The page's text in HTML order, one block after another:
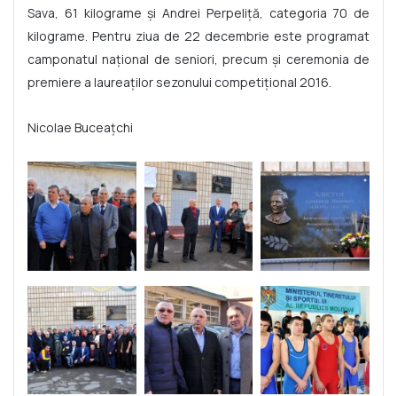
Sava, 61 kilograme și Andrei Perpeliță, categoria 70 de
kilograme. Pentru ziua de 22 decembrie este programat
camponatul național de seniori, precum și ceremonia de
premiere a laureaților sezonului competițional 2016.
Nicolae Buceațchi